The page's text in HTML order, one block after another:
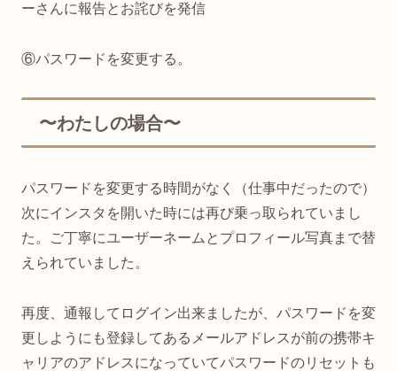
ーさんに報告とお詫びを発信
⑥パスワードを変更する。
〜わたしの場合〜
パスワードを変更する時間がなく（仕事中だったので）
次にインスタを開いた時には再び乗っ取られていまし
た。ご丁寧にユーザーネームとプロフィール写真まで替
えられていました。
再度、通報してログイン出来ましたが、パスワードを変
更しようにも登録してあるメールアドレスが前の携帯キ
ャリアのアドレスになっていてパスワードのリセットも